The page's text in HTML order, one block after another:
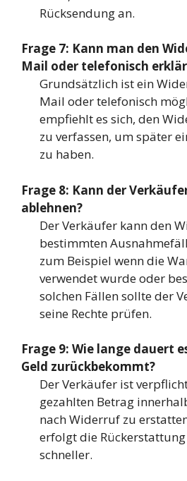
Rücksendung an.
Frage 7: Kann man den
Mail oder telefonisch
Grundsätzlich ist ein
Mail oder telefonisch
empfiehlt es sich, den
zu verfassen, um später
zu haben.
Frage 8: Kann der
ablehnen?
Der Verkäufer kann den
bestimmten
zum Beispiel wenn die
verwendet wurde oder
solchen Fällen sollte der
seine Rechte prüfen.
Frage 9: Wie lange dauert
Geld zurückbekommt?
Der Verkäufer ist
gezahlten Betrag
nach Widerruf zu
erfolgt die
schneller.